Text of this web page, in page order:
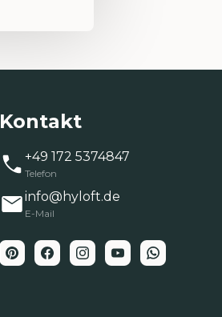
Kontakt
+49 172 5374847
Telefon
info@hyloft.de
E-Mail